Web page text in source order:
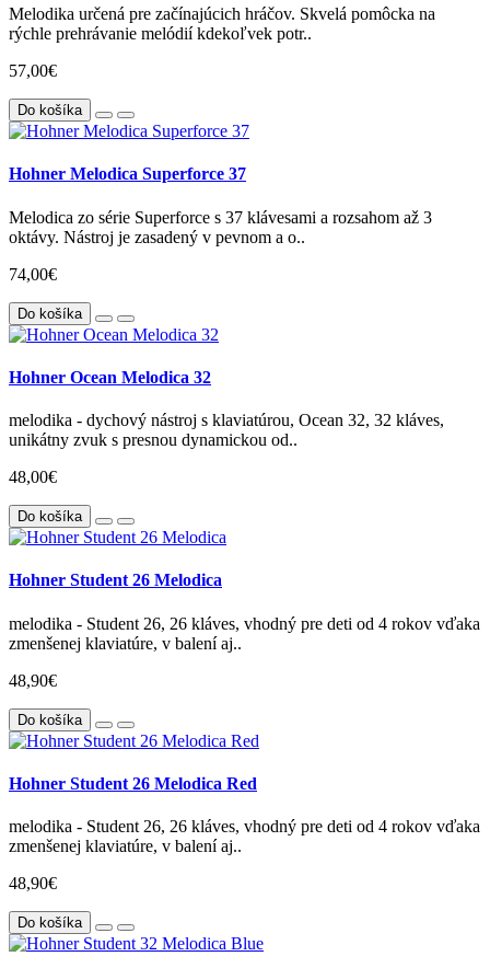
Melodika určená pre začínajúcich hráčov. Skvelá pomôcka na
rýchle prehrávanie melódií kdekoľvek potr..
57,00€
Do košíka
Hohner Melodica Superforce 37
Melodica zo série Superforce s 37 klávesami a rozsahom až 3
oktávy. Nástroj je zasadený v pevnom a o..
74,00€
Do košíka
Hohner Ocean Melodica 32
melodika - dychový nástroj s klaviatúrou, Ocean 32, 32 kláves,
unikátny zvuk s presnou dynamickou od..
48,00€
Do košíka
Hohner Student 26 Melodica
melodika - Student 26, 26 kláves, vhodný pre deti od 4 rokov vďaka
zmenšenej klaviatúre, v balení aj..
48,90€
Do košíka
Hohner Student 26 Melodica Red
melodika - Student 26, 26 kláves, vhodný pre deti od 4 rokov vďaka
zmenšenej klaviatúre, v balení aj..
48,90€
Do košíka